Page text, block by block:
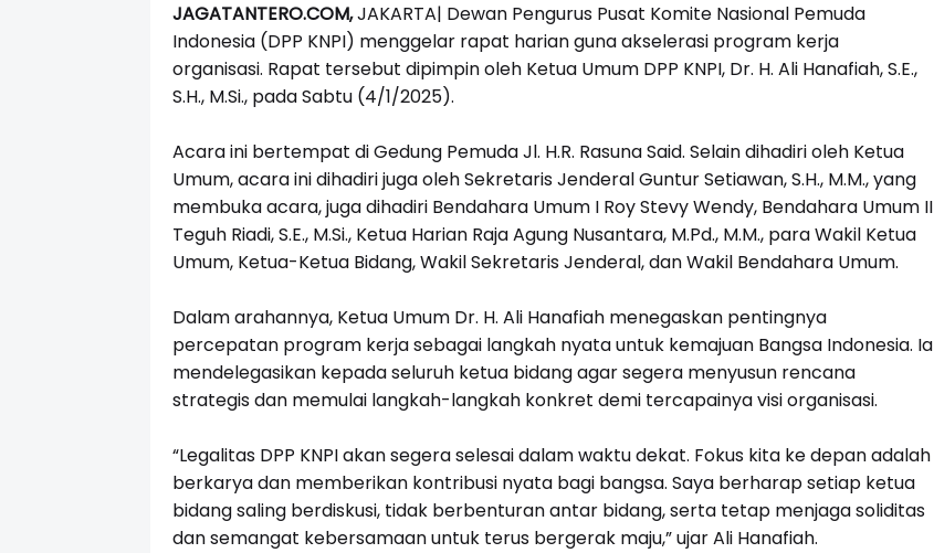
JAGATANTERO.COM,JAKARTA| Dewan Pengurus Pusat Komite Nasional Pemuda
Indonesia (DPP KNPI) menggelar rapat harian guna akselerasi program kerja
organisasi. Rapat tersebut dipimpin oleh Ketua Umum DPP KNPI, Dr. H. Ali Hanafiah, S.E.,
S.H., M.Si., pada Sabtu (4/1/2025).
Acara ini bertempat di Gedung Pemuda Jl. H.R. Rasuna Said. Selain dihadiri oleh Ketua
Umum, acara ini dihadiri juga oleh Sekretaris Jenderal Guntur Setiawan, S.H., M.M., yang
membuka acara, juga dihadiri Bendahara Umum I Roy Stevy Wendy, Bendahara Umum II
Teguh Riadi, S.E., M.Si., Ketua Harian Raja Agung Nusantara, M.Pd., M.M., para Wakil Ketua
Umum, Ketua-Ketua Bidang, Wakil Sekretaris Jenderal, dan Wakil Bendahara Umum.
Dalam arahannya, Ketua Umum Dr. H. Ali Hanafiah menegaskan pentingnya
percepatan program kerja sebagai langkah nyata untuk kemajuan Bangsa Indonesia. Ia
mendelegasikan kepada seluruh ketua bidang agar segera menyusun rencana
strategis dan memulai langkah-langkah konkret demi tercapainya visi organisasi.
“Legalitas DPP KNPI akan segera selesai dalam waktu dekat. Fokus kita ke depan adalah
berkarya dan memberikan kontribusi nyata bagi bangsa. Saya berharap setiap ketua
bidang saling berdiskusi, tidak berbenturan antar bidang, serta tetap menjaga soliditas
dan semangat kebersamaan untuk terus bergerak maju,” ujar Ali Hanafiah.